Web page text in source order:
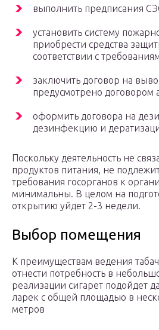
выполнить предписания
установить систему
приобрести средства
соответствии с
заключить договор на
предусмотрено договором
оформить договора на
дезинфекцию и
Поскольку деятельность не
продуктов питания, не
требования госорганов к
минимальны. В целом на
открытию уйдет 2-3 недели.
Выбор помещения
К преимуществам ведения
отнести потребность в
реализации сигарет подойдет
ларек с общей площадью в
метров